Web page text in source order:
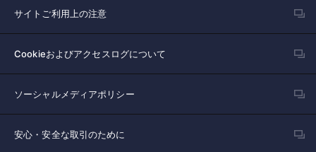
サイトご利用上の注意
Cookieおよびアクセスログについて
ソーシャルメディアポリシー
安心・安全な取引のために